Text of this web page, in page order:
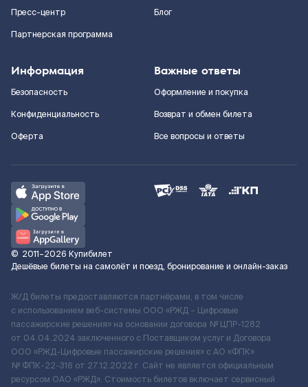
Пресс-центр
Партнерская программа
Блог
Информация
Безопасность
Конфиденциальность
Оферта
Важные ответы
Оформление и покупка
Возврат и обмен билета
Все вопросы и ответы
© 2011–2026 Купибилет
Дешёвые билеты на самолёт и поезд, бронирование и онлайн-заказ
Ж/Д билеты предоставляются партнёрами, в том числе
с использованием веб-системы ООО «РЖД – Цифровые
пассажирские решения» на основании договора № ЦПР-1282
от 04.04.2024 заключенного с Поставщиком услуг и Договора
ООО «РЖД-Цифровые пассажирские решения» c АО «ФПК»
№ ФПК-22-316 от 27.12.2022 г. Сайт не является официальным
ресурсом ОАО «РЖД». Стоимость билетов включает сервисный